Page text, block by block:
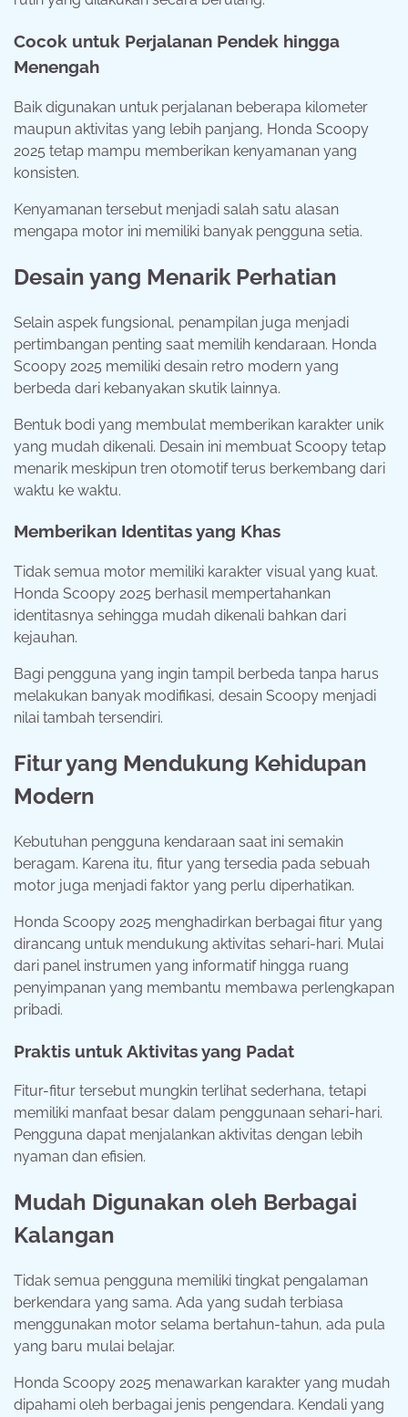
Cocok untuk Perjalanan Pendek hingga
Menengah
Baik digunakan untuk perjalanan beberapa kilometer
maupun aktivitas yang lebih panjang, Honda Scoopy
2025 tetap mampu memberikan kenyamanan yang
konsisten.
Kenyamanan tersebut menjadi salah satu alasan
mengapa motor ini memiliki banyak pengguna setia.
Desain yang Menarik Perhatian
Selain aspek fungsional, penampilan juga menjadi
pertimbangan penting saat memilih kendaraan. Honda
Scoopy 2025 memiliki desain retro modern yang
berbeda dari kebanyakan skutik lainnya.
Bentuk bodi yang membulat memberikan karakter unik
yang mudah dikenali. Desain ini membuat Scoopy tetap
menarik meskipun tren otomotif terus berkembang dari
waktu ke waktu.
Memberikan Identitas yang Khas
Tidak semua motor memiliki karakter visual yang kuat.
Honda Scoopy 2025 berhasil mempertahankan
identitasnya sehingga mudah dikenali bahkan dari
kejauhan.
Bagi pengguna yang ingin tampil berbeda tanpa harus
melakukan banyak modifikasi, desain Scoopy menjadi
nilai tambah tersendiri.
Fitur yang Mendukung Kehidupan
Modern
Kebutuhan pengguna kendaraan saat ini semakin
beragam. Karena itu, fitur yang tersedia pada sebuah
motor juga menjadi faktor yang perlu diperhatikan.
Honda Scoopy 2025 menghadirkan berbagai fitur yang
dirancang untuk mendukung aktivitas sehari-hari. Mulai
dari panel instrumen yang informatif hingga ruang
penyimpanan yang membantu membawa perlengkapan
pribadi.
Praktis untuk Aktivitas yang Padat
Fitur-fitur tersebut mungkin terlihat sederhana, tetapi
memiliki manfaat besar dalam penggunaan sehari-hari.
Pengguna dapat menjalankan aktivitas dengan lebih
nyaman dan efisien.
Mudah Digunakan oleh Berbagai
Kalangan
Tidak semua pengguna memiliki tingkat pengalaman
berkendara yang sama. Ada yang sudah terbiasa
menggunakan motor selama bertahun-tahun, ada pula
yang baru mulai belajar.
Honda Scoopy 2025 menawarkan karakter yang mudah
dipahami oleh berbagai jenis pengendara. Kendali yang